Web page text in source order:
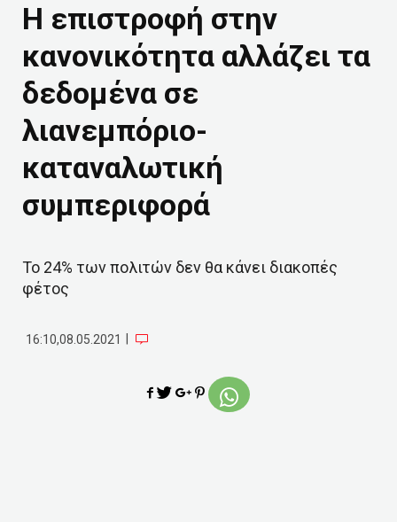
Η επιστροφή στην
κανονικότητα αλλάζει τα
δεδομένα σε
λιανεμπόριο-
καταναλωτική
συμπεριφορά
Το 24% των πολιτών δεν θα κάνει διακοπές
φέτος
16:10,08.05.2021